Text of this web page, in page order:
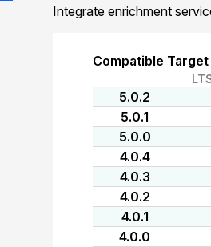
Integrate enrichment
Compatible
5.0.2
5.0.1
5.0.0
4.0.4
4.0.3
4.0.2
4.0.1
4.0.0